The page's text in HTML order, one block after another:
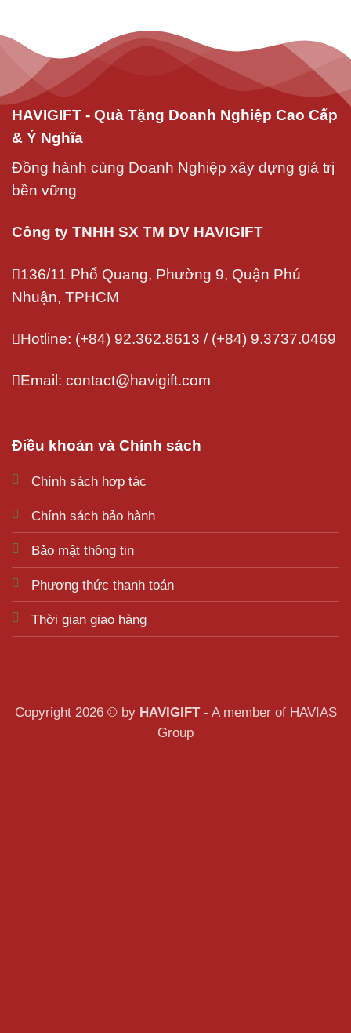
HAVIGIFT - Quà Tặng Doanh Nghiệp Cao Cấp
& Ý Nghĩa
Đồng hành cùng Doanh Nghiệp xây dựng giá trị
bền vững
Công ty TNHH SX TM DV HAVIGIFT
136/11 Phổ Quang, Phường 9, Quận Phú
Nhuận, TPHCM
Hotline: (+84) 92.362.8613 / (+84) 9.3737.0469
Email: contact@havigift.com
Điều khoản và Chính sách
Chính sách hợp tác
Chính sách bảo hành
Bảo mật thông tin
Phương thức thanh toán
Thời gian giao hàng
Copyright 2026 © by HAVIGIFT- A member of HAVIAS
Group